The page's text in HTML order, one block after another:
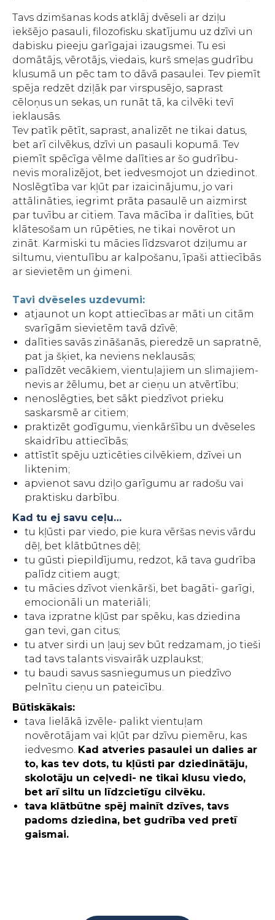
Tavs dzimšanas kods atklāj dvēseli ar dziļu
iekšējo pasauli, filozofisku skatījumu uz dzīvi un
dabisku pieeju garīgajai izaugsmei. Tu esi
domātājs, vērotājs, viedais, kurš smeļas gudrību
klusumā un pēc tam to dāvā pasaulei. Tev piemīt
spēja redzēt dziļāk par virspusējo, saprast
cēloņus un sekas, un runāt tā, ka cilvēki tevī
ieklausās.
Tev patīk pētīt, saprast, analizēt ne tikai datus,
bet arī cilvēkus, dzīvi un pasauli kopumā. Tev
piemīt spēcīga vēlme dalīties ar šo gudrību-
nevis moralizējot, bet iedvesmojot un dziedinot.
Noslēgtība var kļūt par izaicinājumu, jo vari
attālināties, iegrimt prāta pasaulē un aizmirst
par tuvību ar citiem. Tava mācība ir dalīties, būt
klātesošam un rūpēties, ne tikai novērot un
zināt. Karmiski tu mācies līdzsvarot dziļumu ar
siltumu, vientulību ar kalpošanu, īpaši attiecībās
ar sievietēm un ģimeni.
Tavi dvēseles uzdevumi:
atjaunot un kopt attiecības ar māti un citām
svarīgām sievietēm tavā dzīvē;
dalīties savās zināšanās, pieredzē un sapratnē,
pat ja šķiet, ka neviens neklausās;
palīdzēt vecākiem, vientuļajiem un slimajiem-
nevis ar žēlumu, bet ar cieņu un atvērtību;
nenoslēgties, bet sākt piedzīvot prieku
saskarsmē ar citiem;
praktizēt godīgumu, vienkāršību un dvēseles
skaidrību attiecībās;
attīstīt spēju uzticēties cilvēkiem, dzīvei un
liktenim;
apvienot savu dziļo garīgumu ar radošu vai
praktisku darbību.
Kad tu ej savu ceļu…
tu kļūsti par viedo, pie kura vēršas nevis vārdu
dēļ, bet klātbūtnes dēļ;
tu gūsti piepildījumu, redzot, kā tava gudrība
palīdz citiem augt;
tu mācies dzīvot vienkārši, bet bagāti- garīgi,
emocionāli un materiāli;
tava izpratne kļūst par spēku, kas dziedina
gan tevi, gan citus;
tu atver sirdi un ļauj sev būt redzamam, jo tieši
tad tavs talants visvairāk uzplaukst;
tu baudi savus sasniegumus un piedzīvo
pelnītu cieņu un pateicību.
Būtiskākais:
tava lielākā izvēle- palikt vientuļam
novērotājam vai kļūt par dzīvu piemēru, kas
iedvesmo. Kad atveries pasaulei un dalies ar
to, kas tev dots, tu kļūsti par dziedinātāju,
skolotāju un ceļvedi- ne tikai klusu viedo,
bet arī siltu un līdzcietīgu cilvēku.
tava klātbūtne spēj mainīt dzīves, tavs
padoms dziedina, bet gudrība ved pretī
gaismai.